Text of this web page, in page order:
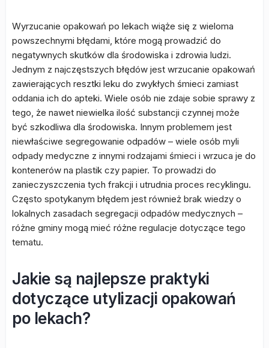
Wyrzucanie opakowań po lekach wiąże się z wieloma
powszechnymi błędami, które mogą prowadzić do
negatywnych skutków dla środowiska i zdrowia ludzi.
Jednym z najczęstszych błędów jest wrzucanie opakowań
zawierających resztki leku do zwykłych śmieci zamiast
oddania ich do apteki. Wiele osób nie zdaje sobie sprawy z
tego, że nawet niewielka ilość substancji czynnej może
być szkodliwa dla środowiska. Innym problemem jest
niewłaściwe segregowanie odpadów – wiele osób myli
odpady medyczne z innymi rodzajami śmieci i wrzuca je do
kontenerów na plastik czy papier. To prowadzi do
zanieczyszczenia tych frakcji i utrudnia proces recyklingu.
Często spotykanym błędem jest również brak wiedzy o
lokalnych zasadach segregacji odpadów medycznych –
różne gminy mogą mieć różne regulacje dotyczące tego
tematu.
Jakie są najlepsze praktyki
dotyczące utylizacji opakowań
po lekach?